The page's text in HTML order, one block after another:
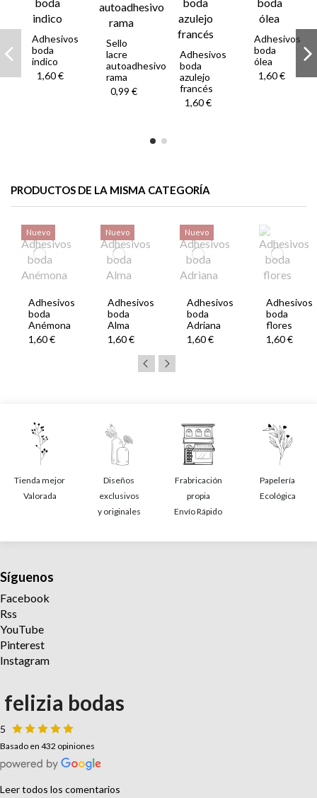
Adhesivos
boda
indico
1,60 €
Sello
lacre
autoadhesivo
rama
0,99 €
Adhesivos
boda
azulejo
francés
1,60 €
Adhesivos
boda
ólea
1,60 €
PRODUCTOS DE LA MISMA CATEGORÍA
Nuevo
Adhesivos
boda
Anémona
1,60 €
Nuevo
Adhesivos
boda
Alma
1,60 €
Nuevo
Adhesivos
boda
Adriana
1,60 €
Adhesivos
boda
flores
1,60 €
Tienda mejor
Valorada
Diseños
exclusivos
y originales
Frabricación
propia
Envío Rápido
Papelería
Ecológica
Síguenos
Facebook
Rss
YouTube
Pinterest
Instagram
felizia bodas
5
Basado en 432 opiniones
Leer todos los comentarios